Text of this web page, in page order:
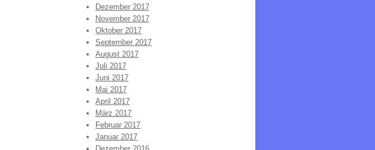
Dezember 2017
November 2017
Oktober 2017
September 2017
August 2017
Juli 2017
Juni 2017
Mai 2017
April 2017
März 2017
Februar 2017
Januar 2017